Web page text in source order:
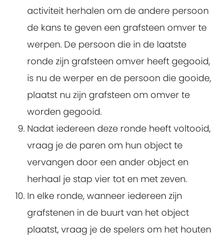
activiteit herhalen om de andere persoon
de kans te geven een grafsteen omver te
werpen. De persoon die in de laatste
ronde zijn grafsteen omver heeft gegooid,
is nu de werper en de persoon die gooide,
plaatst nu zijn grafsteen om omver te
worden gegooid.
Nadat iedereen deze ronde heeft voltooid,
vraag je de paren om hun object te
vervangen door een ander object en
herhaal je stap vier tot en met zeven.
In elke ronde, wanneer iedereen zijn
grafstenen in de buurt van het object
plaatst, vraag je de spelers om het houten